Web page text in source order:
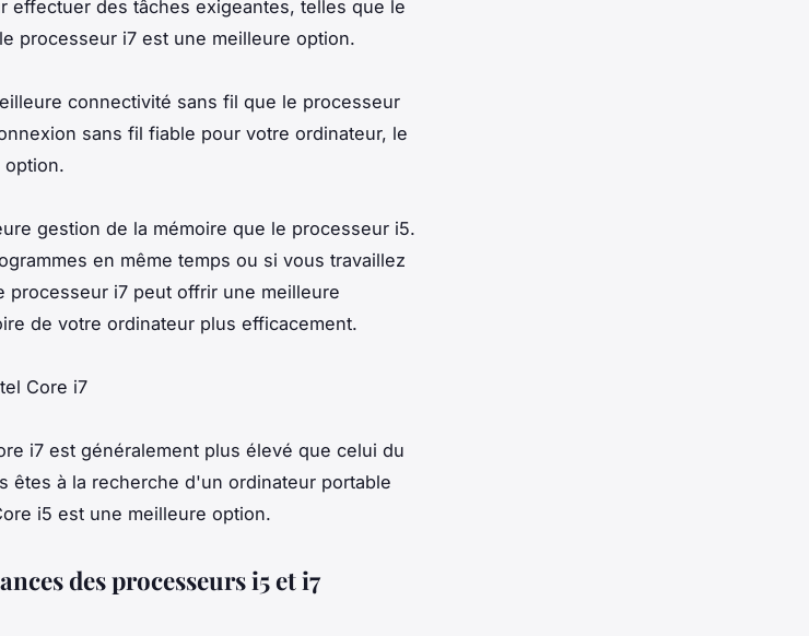
effectuer des tâches exigeantes, telles que le
processeur i7 est une meilleure option.
connectivité sans fil que le processeur
sans fil fiable pour votre ordinateur, le
option.
gestion de la mémoire que le processeur i5.
en même temps ou si vous travaillez
processeur i7 peut offrir une meilleure
de votre ordinateur plus efficacement.
Core i7
i7 est généralement plus élevé que celui du
êtes à la recherche d'un ordinateur portable
i5 est une meilleure option.
des processeurs i5 et i7